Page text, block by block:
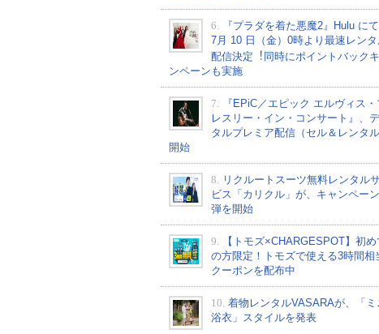
6.
『プラダを着た悪魔2』Hulu にて
7⽉ 10 ⽇（金）0時より最速レンタ
配信決定︕同時にポイントバック
ンペーンも実施
7.
『EPiC／エピック エルヴィス・
レスリー・イン・コンサート』、
タルプレミア配信（セル＆レンタル
開始
8.
リクルートスーツ無料レンタル
ビス「カリクル」が、キャンペー
弾を開始
9.
【トモズ×CHARGESPOT】初め
の方限定！トモズで使える3時間相
クーポンを配布中
10. 着物レンタルVASARAが、「ミ
浴衣」スタイルを発表